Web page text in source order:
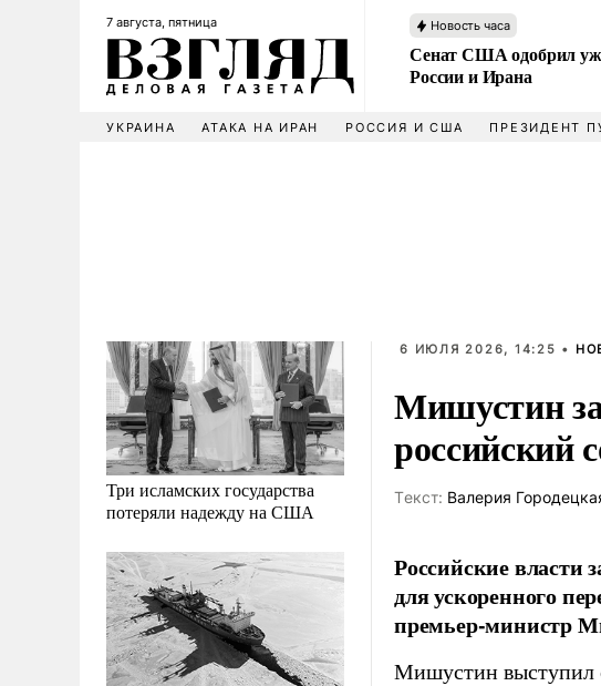
7 августа, пятница Новость часа
Сенат США одобрил
России и Ирана
УКРАИНА АТАКА НА ИРАН РОССИЯ И США ПРЕЗИДЕНТ
Три исламских государства
потеряли надежду на США
6 ИЮЛЯ 2026, 14:25 •
Мишустин
российский
Tекст: Валерия
Российские
для ускоренного
премьер-министр
Мишустин выступил